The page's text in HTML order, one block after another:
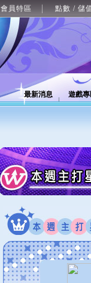
會員特區 點數 / 儲
最新消息 遊戲